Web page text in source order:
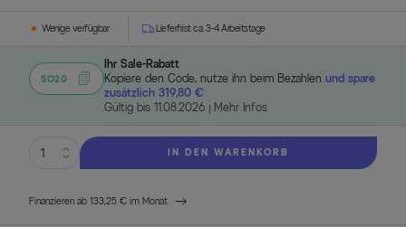
Wenige verfügbar Lieferfrist ca. 3-4 Arbeitstage
SO20
Ihr Sale-Rabatt
Kopiere den Code, nutze ihn beim Bezahlen und spare
zusätzlich 319,80 €
Gültig bis 11.08.2026
Mehr Infos
IN DEN WARENKORB
Finanzieren ab 133,25 € im Monat